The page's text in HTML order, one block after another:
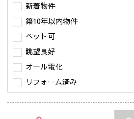
新着物件
築10年以内物件
ペット可
眺望良好
オール電化
リフォーム済み